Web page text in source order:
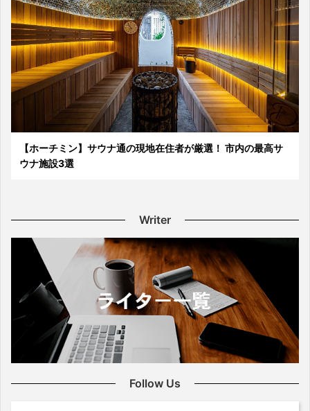
【ホーチミン】サウナ通の現地在住者が厳選！ 市内の最高サ
ウナ施設3選
Writer
Follow Us